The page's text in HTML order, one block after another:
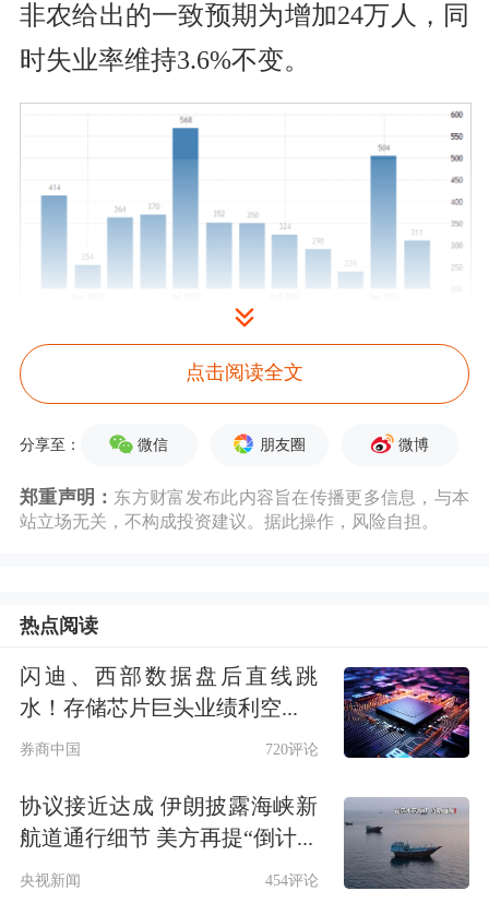
非农给出的一致预期为增加24万人，同
时失业率维持3.6%不变。
(非农就业数据，来源：
特别需要提醒投资者的一点是，虽然非
农报告整体谈论的是就业问题，但其中
布非农报告的日子，正是耶稣受难日，
欧美股市将集体进入小长假状态。同样
因此，下周前几天的交易热情难免因此
受到抑制。
点击阅读全文
分享至： 微信 朋友圈 微博
郑重声明： 东方财富发布此内容旨在传播更多信息，与本
站立场无关，不构成投资建议。据此操作，风险自担。
热点阅读
闪迪、西部数据盘后直线跳
水！存储芯片巨头业绩利空...
券商中国 720评论
协议接近达成 伊朗披露海峡新
航道通行细节 美方再提“倒计...
央视新闻 454评论